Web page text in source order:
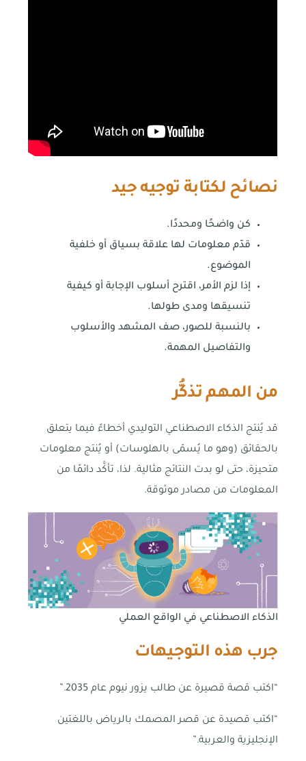
نصائح لكتابة توجيه جيد
كن واضحًا ومحددًا.
قدّم معلومات لها علاقة بسياق أو خلفية
الموضوع.
إذا لزم الأمر، اقترح أسلوب الإجابة أو كيفية
تنسيقها ومدى طولها.
بالنسبة للصور، صف المشهد والأسلوب
والتفاصيل المهمة.
من المهم تذكُّر
قد يُنتج الذكاء الاصطناعي التوليدي أخطاءً فيما يتعلق
بالحقائق (وهو ما يُسمّى بالهلوسات) أو يُنتج معلومات
متحيزة، حتى لو بدت النتائج مثالية. لذا، تأكَّد دائمًا من
المعلومات من مصادر موثوقة.
الذكاء الاصطناعي في الواقع العملي
جرب هذه التوجيهات
“اكتب قصة قصيرة عن طالب يزور نيوم عام 2035.”
“اكتب قصيدة عن قصر المصمك بالرياض باللغتين
الإنجليزية والعربية.”